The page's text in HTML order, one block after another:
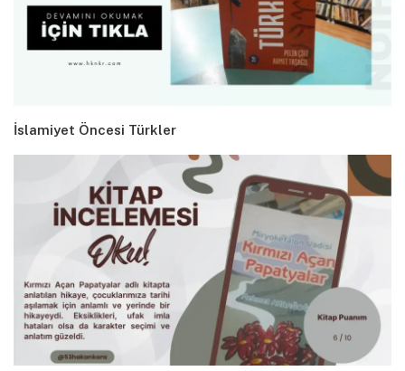
İslamiyet Öncesi Türkler